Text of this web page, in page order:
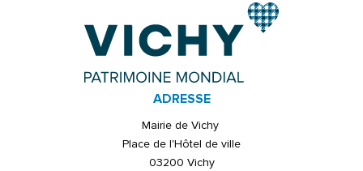
ADRESSE
Mairie de Vichy
Place de l'Hôtel de ville
03200 Vichy